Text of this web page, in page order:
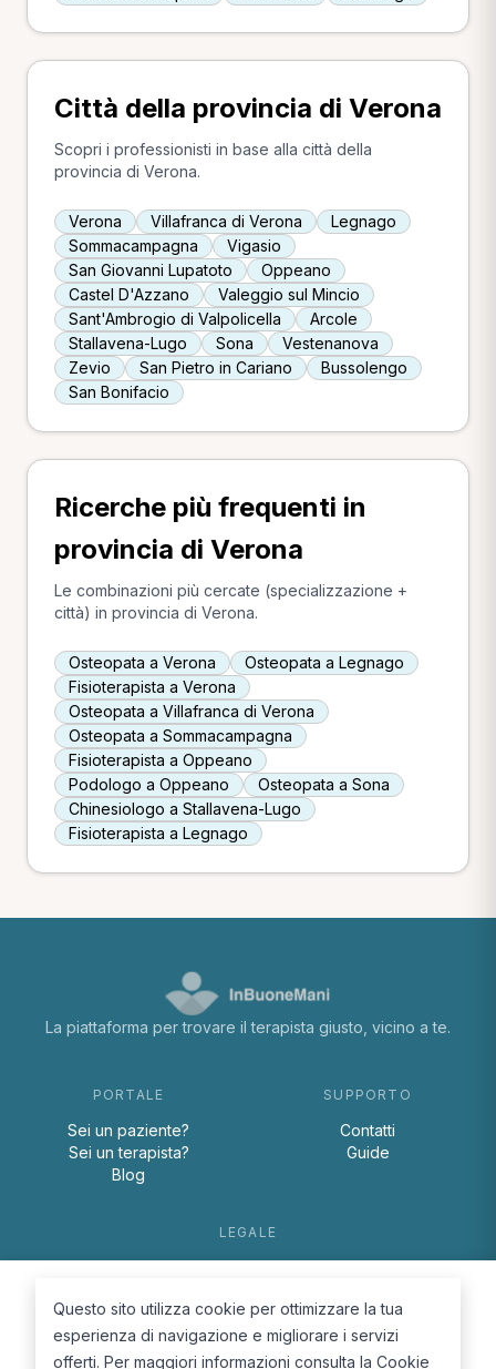
Città della provincia di Verona
Scopri i professionisti in base alla città della
provincia di Verona.
Verona Villafranca di Verona
Legnago
Sommacampagna
Vigasio
San Giovanni Lupatoto
Oppeano
Castel D'Azzano
Valeggio sul Mincio
Sant'Ambrogio di Valpolicella
Arcole
Stallavena-Lugo
Sona
Vestenanova
Zevio
San Pietro in Cariano
Bussolengo
San Bonifacio
Ricerche più frequenti in
provincia di Verona
Le combinazioni più cercate (specializzazione +
città) in provincia di Verona.
Osteopata a Verona
Osteopata a Legnago
Fisioterapista a Verona
Osteopata a Villafranca di Verona
Osteopata a Sommacampagna
Fisioterapista a Oppeano
Podologo a Oppeano
Osteopata a Sona
Chinesiologo a Stallavena-Lugo
Fisioterapista a Legnago
La piattaforma per trovare il terapista giusto, vicino a te.
PORTALE
Sei un paziente?
Sei un terapista?
Blog
SUPPORTO
Contatti
Guide
LEGALE
Cookie Policy
Questo sito utilizza cookie per ottimizzare la tua
esperienza di navigazione e migliorare i servizi
offerti. Per maggiori informazioni consulta la Cookie